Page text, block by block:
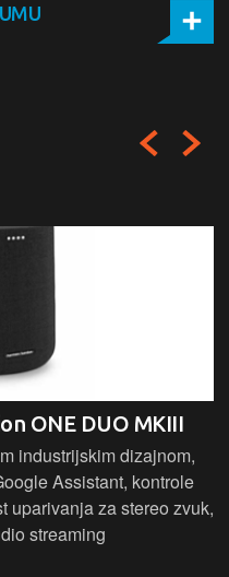
ONE DUO MKIII
industrijskim dizajnom,
Assistant, kontrole
uparivanja za stereo zvuk,
streaming